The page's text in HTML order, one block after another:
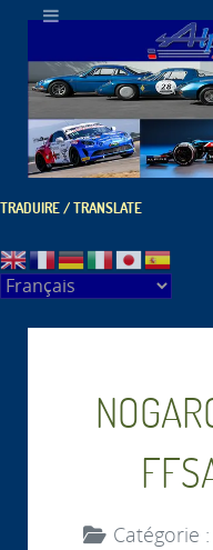
TRADUIRE / TRANSLATE
Catégorie :